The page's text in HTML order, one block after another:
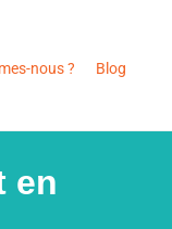
nous ? Blog
en